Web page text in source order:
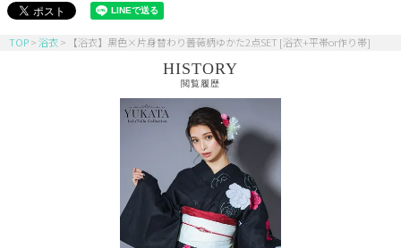
TOP 浴衣 【浴衣】黒色×片身替わり薔薇柄ゆかた2点SET [浴衣+平帯or作り帯]
HISTORY
閲覧履歴